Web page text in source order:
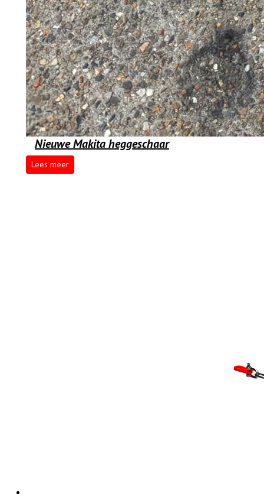
Nieuwe Makita heggeschaar
Lees meer